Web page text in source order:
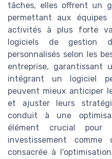
tâches, elles offrent un
permettant aux
activités à plus forte
logiciels de gestion
personnalisés selon les
entreprise, garantissant
intégrant un logiciel
peuvent mieux anticiper
et ajuster leurs
conduit à une
élément crucial
investissement
consacrée à